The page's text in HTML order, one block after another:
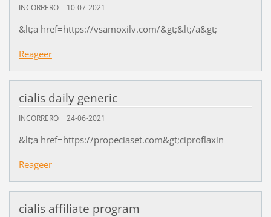
INCORRERO 10-07-2021
&lt;a href=https://vsamoxilv.com/&gt;&lt;/a&gt;
Reageer
cialis daily generic
INCORRERO 24-06-2021
&lt;a href=https://propeciaset.com&gt;ciproflaxin
Reageer
cialis affiliate program